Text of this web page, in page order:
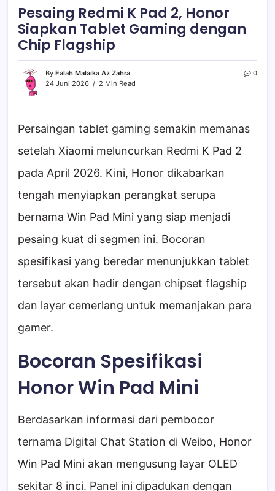
Pesaing Redmi K Pad 2, Honor
Siapkan Tablet Gaming dengan
Chip Flagship
By Falah Malaika Az Zahra
24 Juni 2026
2 Min Read
0
Persaingan tablet gaming semakin memanas
setelah Xiaomi meluncurkan Redmi K Pad 2
pada April 2026. Kini, Honor dikabarkan
tengah menyiapkan perangkat serupa
bernama Win Pad Mini yang siap menjadi
pesaing kuat di segmen ini. Bocoran
spesifikasi yang beredar menunjukkan tablet
tersebut akan hadir dengan chipset flagship
dan layar cemerlang untuk memanjakan para
gamer.
Bocoran Spesifikasi
Honor Win Pad Mini
Berdasarkan informasi dari pembocor
ternama Digital Chat Station di Weibo, Honor
Win Pad Mini akan mengusung layar OLED
sekitar 8 inci. Panel ini dipadukan dengan